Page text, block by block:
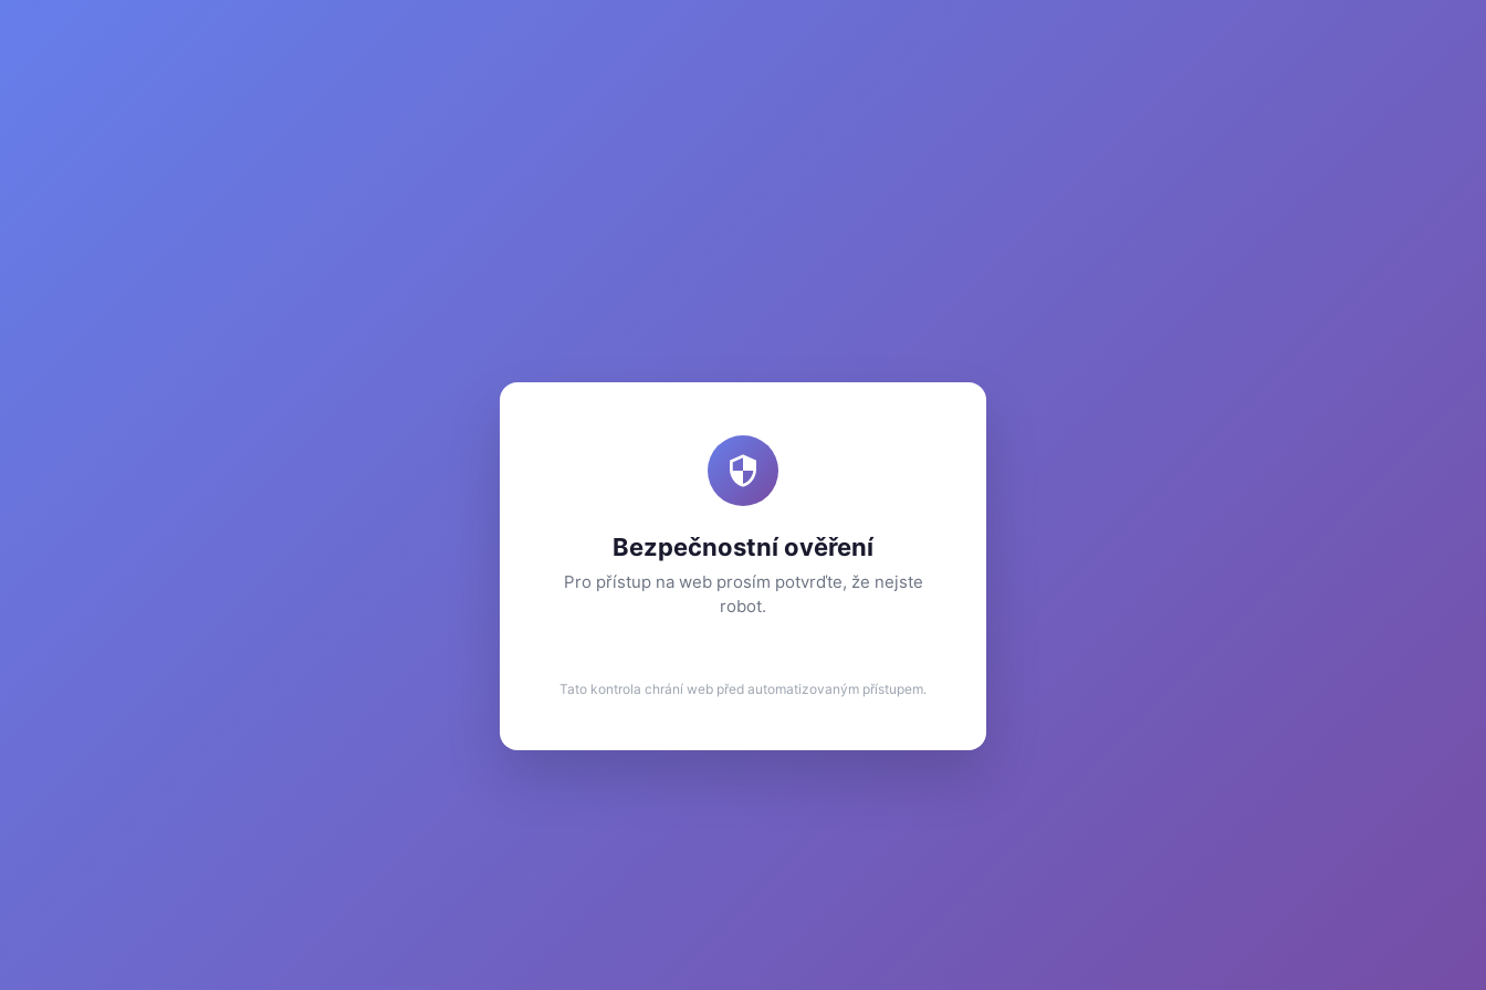
Bezpečnostní ověření
Pro přístup na web prosím potvrďte, že nejste
robot.
Tato kontrola chrání web před automatizovaným přístupem.